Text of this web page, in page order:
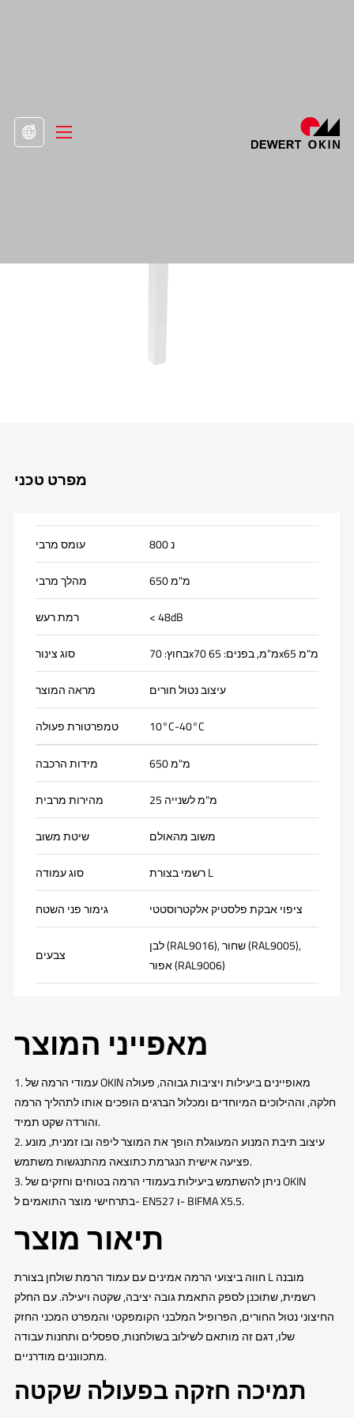
מפרט טכני
עומס מרבי 800 נ
650 מ"מ
רמת רעש < 48dB
סוג צינור בחוץ: 70x70 מ"מ, בפנים: 65x65 מ"מ
עיצוב נטול חורים
טמפרטורת פעולה 10°C-40°C
650 מ"מ
25 מ"מ לשנייה
שיטת משוב
סוג עמודה רשמי בצורת L
גימור פני השטח ציפוי אבקת פלסטיק אלקטרוסטטי
צבעים
לבן (RAL9016), שחור (RAL9005),
אפור (RAL9006)
מאפייני המוצר
1. עמודי הרמה של OKIN מאופיינים ביעילות ויציבות גבוהה, פעולה
חלקה, וההילוכים המיוחדים ומכלול הברגים הופכים אותו לתהליך הרמה
והורדה שקט תמיד.
2. עיצוב תיבת המנוע המעוגלת הופך את המוצר ליפה ובו זמנית, מונע
פציעה אישית הנגרמת כתוצאה מהתנגשות משתמש.
3. ניתן להשתמש ביעילות בעמודי הרמה בטוחים וחזקים של OKIN
בתרחישי מוצר התואמים ל- EN527 ו- BIFMA X5.5.
תיאור מוצר
חווה ביצועי הרמה אמינים עם עמוד הרמת שולחן בצורת L מובנה
רשמית, שתוכנן לספק התאמת גובה יציבה, שקטה ויעילה. עם החלק
החיצוני נטול החורים, הפרופיל המלבני הקומפקטי והמפרט המכני החזק
שלו, דגם זה מותאם לשילוב בשולחנות, ספסלים ותחנות עבודה
מתכווננים מודרניים.
תמיכה חזקה בפעולה שקטה